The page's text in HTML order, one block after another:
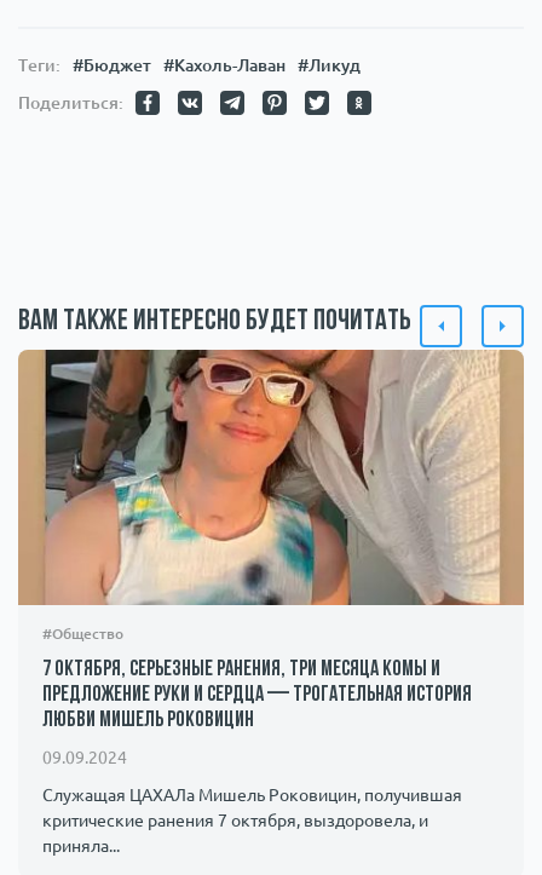
Теги: #Бюджет #Кахоль-Лаван
#Ликуд
Поделиться:
Вам также интересно будет почитать
#Общество
7 октября, серьезные ранения, три месяца комы и
предложение руки и сердца — трогательная история
любви Мишель Роковицин
09.09.2024
Служащая ЦАХАЛа Мишель Роковицин, получившая
критические ранения 7 октября, выздоровела, и
приняла...